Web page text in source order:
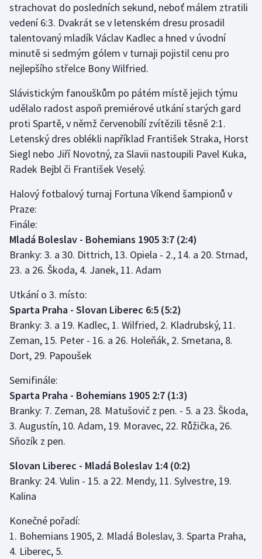
Moderní pětiboj
Motorsport
Olympijské hry
Parasport
Plavání
Plážový volejbal
Ragby
Rychlobruslení
Rychlostní kanoistika
Short track
Sportovní střelba
Stolní tenis
Triatlon
Veslování
Vodní slalom
Volejbal
strachovat do posledních sekund, neboť málem ztratili
vedení 6:3. Dvakrát se v letenském dresu prosadil
talentovaný mladík Václav Kadlec a hned v úvodní
minutě si sedmým gólem v turnaji pojistil cenu pro
nejlepšího střelce Bony Wilfried.
Slávistickým fanouškům po pátém místě jejich týmu
udělalo radost aspoň premiérové utkání starých gard
proti Spartě, v němž červenobílí zvítězili těsně 2:1.
Letenský dres oblékli například František Straka, Horst
Siegl nebo Jiří Novotný, za Slavii nastoupili Pavel Kuka,
Radek Bejbl či František Veselý.
Halový fotbalový turnaj Fortuna Víkend šampionů v
Praze:
Finále:
Mladá Boleslav - Bohemians 1905 3:7 (2:4)
Branky: 3. a 30. Dittrich, 13. Opiela - 2., 14. a 20. Strnad,
23. a 26. Škoda, 4. Janek, 11. Adam
Utkání o 3. místo:
Sparta Praha - Slovan Liberec 6:5 (5:2)
Branky: 3. a 19. Kadlec, 1. Wilfried, 2. Kladrubský, 11.
Zeman, 15. Peter - 16. a 26. Holeňák, 2. Smetana, 8.
Dort, 29. Papoušek
Semifinále:
Sparta Praha - Bohemians 1905 2:7 (1:3)
Branky: 7. Zeman, 28. Matušovič z pen. - 5. a 23. Škoda,
3. Augustín, 10. Adam, 19. Moravec, 22. Růžička, 26.
Sňozík z pen.
Slovan Liberec - Mladá Boleslav 1:4 (0:2)
Branky: 24. Vulin - 15. a 22. Mendy, 11. Sylvestre, 19.
Kalina
Konečné pořadí:
1. Bohemians 1905, 2. Mladá Boleslav, 3. Sparta Praha,
4. Liberec, 5.